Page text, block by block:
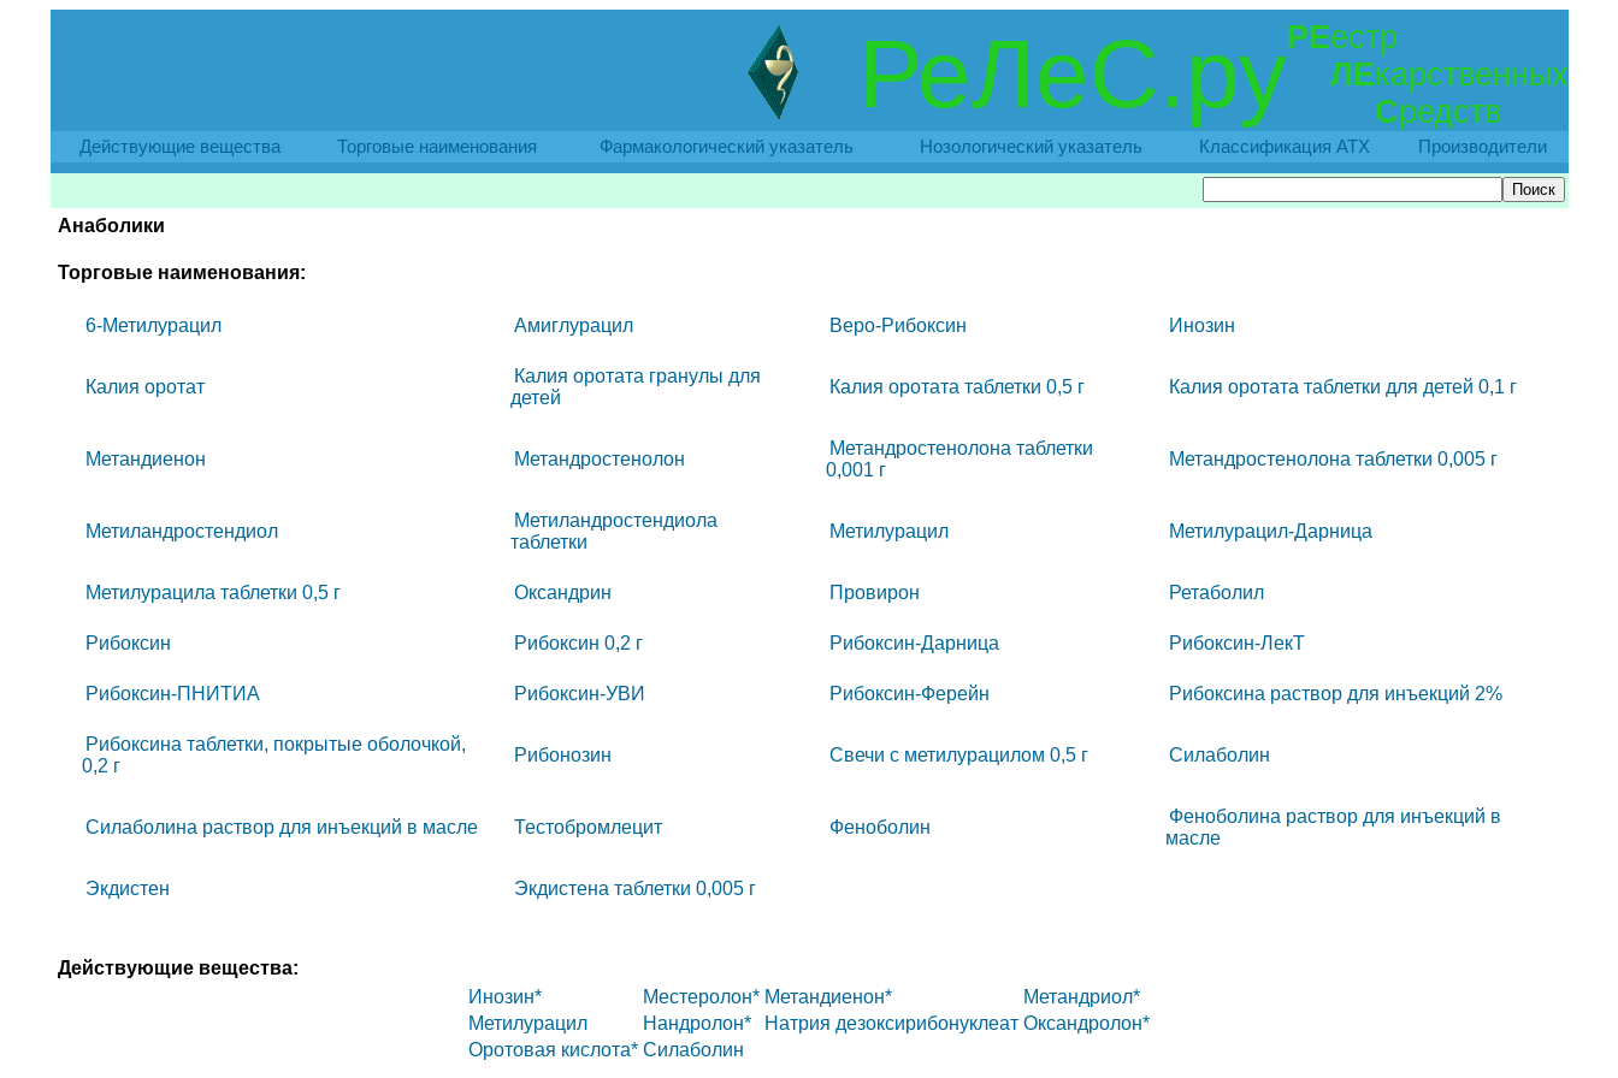
РеЛеС.руРЕестр
ЛЕкарственных
Средств
Действующие вещества Торговые наименования Фармакологический указатель Нозологический указатель Классификация АТХ Производители
Анаболики
Торговые наименования:
6-Метилурацил Амиглурацил Веро-Рибоксин Инозин
Калия оротат
Калия оротата гранулы для
детей
Калия оротата таблетки 0,5 г Калия оротата таблетки для детей 0,1 г
Метандиенон Метандростенолон
Метандростенолона таблетки
0,001 г
Метандростенолона таблетки 0,005 г
Метиландростендиол
Метиландростендиола
таблетки
Метилурацил Метилурацил-Дарница
Метилурацила таблетки 0,5 г Оксандрин Провирон Ретаболил
Рибоксин Рибоксин 0,2 г Рибоксин-Дарница Рибоксин-ЛекТ
Рибоксин-ПНИТИА Рибоксин-УВИ Рибоксин-Ферейн Рибоксина раствор для инъекций 2%
Рибоксина таблетки, покрытые оболочкой,
0,2 г
Рибонозин Свечи с метилурацилом 0,5 г Силаболин
Силаболина раствор для инъекций в масле Тестобромлецит Феноболин
Феноболина раствор для инъекций в
масле
Экдистен Экдистена таблетки 0,005 г
Действующие вещества:
Инозин*
Местеролон* Метандиенон*
Метандриол*
Метилурацил
Нандролон* Натрия дезоксирибонуклеат Оксандролон*
Оротовая кислота* Силаболин